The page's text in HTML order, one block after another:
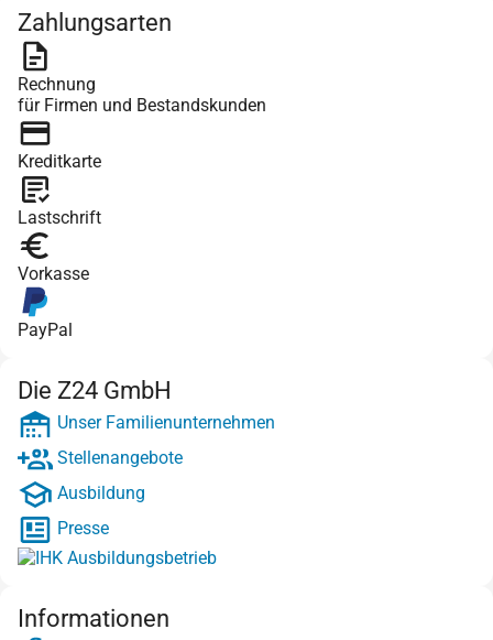
Zahlungsarten
Rechnung
für Firmen und Bestandskunden
Kreditkarte
Lastschrift
Vorkasse
PayPal
Die Z24 GmbH
Unser Familienunternehmen
Stellenangebote
Ausbildung
Presse
Informationen